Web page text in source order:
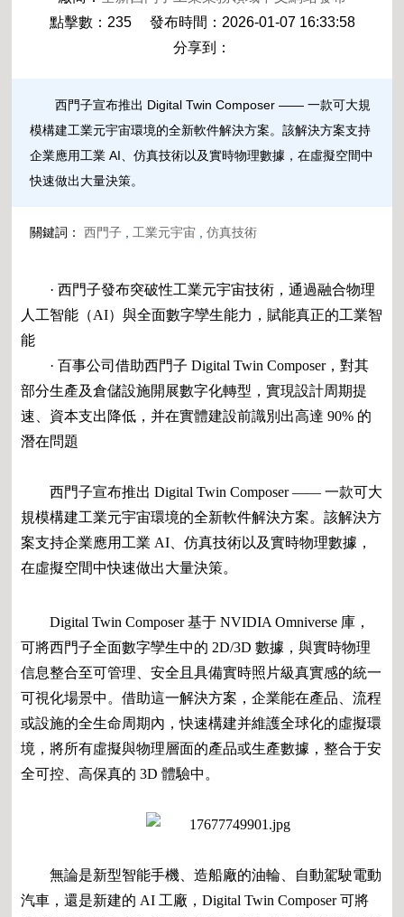
點擊數：235 發布時間：2026-01-07 16:33:58
分享到：
西門子宣布推出 Digital Twin Composer —— 一款可大規
模構建工業元宇宙環境的全新軟件解決方案。該解決方案支持
企業應用工業 AI、仿真技術以及實時物理數據，在虛擬空間中
快速做出大量決策。
關鍵詞： 西門子 工業元宇宙 ,仿真技術
· 西門子發布突破性工業元宇宙技術，通過融合物理
人工智能（AI）與全面數字孿生能力，賦能真正的工業智
能
· 百事公司借助西門子 Digital Twin Composer，對其
部分生產及倉儲設施開展數字化轉型，實現設計周期提
速、資本支出降低，并在實體建設前識別出高達 90% 的
潛在問題
西門子宣布推出 Digital Twin Composer —— 一款可大
規模構建工業元宇宙環境的全新軟件解決方案。該解決方
案支持企業應用工業 AI、仿真技術以及實時物理數據，
在虛擬空間中快速做出大量決策。
Digital Twin Composer 基于 NVIDIA Omniverse 庫，
可將西門子全面數字孿生中的 2D/3D 數據，與實時物理
信息整合至可管理、安全且具備實時照片級真實感的統一
可視化場景中。借助這一解決方案，企業能在產品、流程
或設施的全生命周期內，快速構建并維護全球化的虛擬環
境，將所有虛擬與物理層面的產品或生產數據，整合于安
全可控、高保真的 3D 體驗中。
無論是新型智能手機、造船廠的油輪、自動駕駛電動
汽車，還是新建的 AI 工廠，Digital Twin Composer 可將